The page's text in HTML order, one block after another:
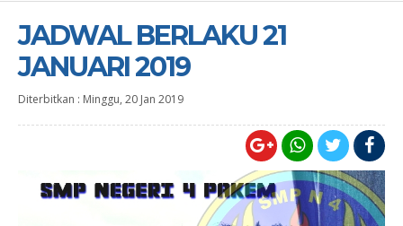
JADWAL BERLAKU 21
JANUARI 2019
Diterbitkan : Minggu, 20 Jan 2019